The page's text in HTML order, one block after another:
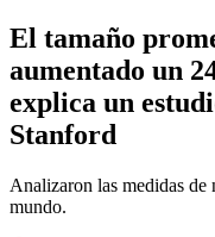
El tamaño
aumentado un
explica un
Stanford
Analizaron las medidas de
mundo.